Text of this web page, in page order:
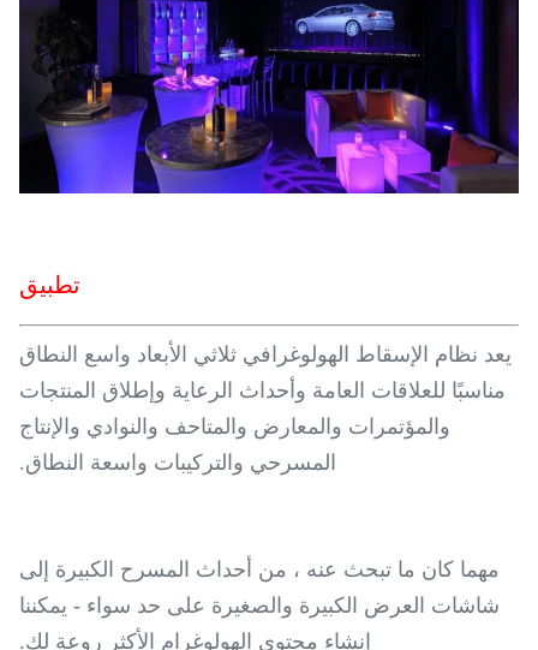
تطبيق
يعد نظام الإسقاط الهولوغرافي ثلاثي الأبعاد واسع النطاق
مناسبًا للعلاقات العامة وأحداث الرعاية وإطلاق المنتجات
والمؤتمرات والمعارض والمتاحف والنوادي والإنتاج
المسرحي والتركيبات واسعة النطاق.
مهما كان ما تبحث عنه ، من أحداث المسرح الكبيرة إلى
شاشات العرض الكبيرة والصغيرة على حد سواء - يمكننا
إنشاء محتوى الهولوغرام الأكثر روعة لك.